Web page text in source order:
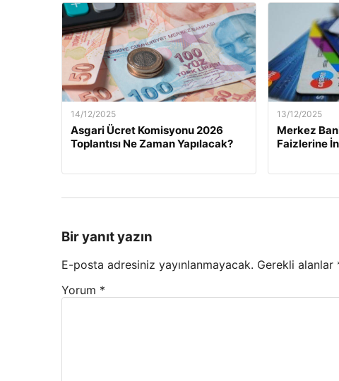
14/12/2025
Asgari Ücret Komisyonu 2026
Toplantısı Ne Zaman Yapılacak?
13/12/2025
Merkez
Faizlerine
Bir yanıt yazın
E-posta adresiniz yayınlanmayacak. Gerekli alanlar
Yorum *